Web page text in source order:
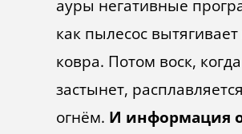
ауры негативные
как пылесос
ковра. Потом воск,
застынет,
огнём. И информация